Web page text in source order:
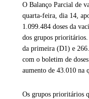
O Balanço Parcial de
quarta-feira, dia 14,
1.099.484 doses da
dos grupos
da primeira (D1) e
com o boletim de
aumento de 43.010 na
Os grupos prioritários